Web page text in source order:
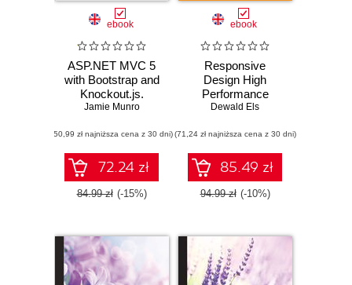
ebook
ASP.NET MVC 5
with Bootstrap and
Knockout.js.
Building Dynamic,
Applications
Jamie Munro
(50,99 zł najniższa cena z 30 dni)
72.24 zł
84.99 zł (-15%)
ebook
Responsive
Design High
Performance
Dewald Els
(71,24 zł najniższa cena z 30 dni)
85.49 zł
94.99 zł (-10%)